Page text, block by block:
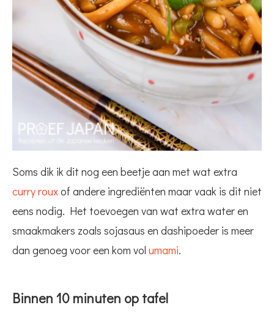
Soms dik ik dit nog een beetje aan met wat extra
curry rouxof andere ingrediënten maar vaak is dit niet
eens nodig. Het toevoegen van wat extra water en
smaakmakers zoals sojasaus en dashipoeder is meer
dan genoeg voor een kom vol umami.
Binnen 10 minuten op tafel